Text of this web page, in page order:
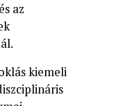
az
kiemeli